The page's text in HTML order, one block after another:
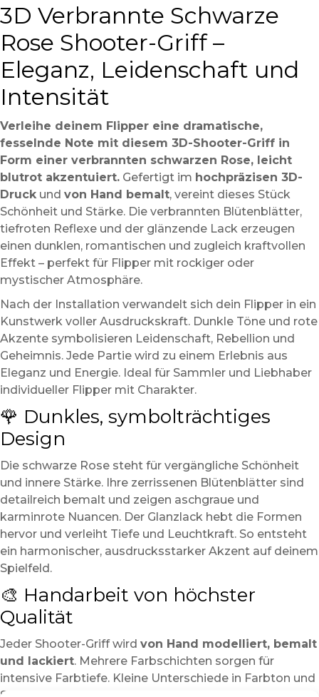
3D Verbrannte Schwarze
Rose Shooter-Griff –
Eleganz, Leidenschaft und
Intensität
Verleihe deinem Flipper eine dramatische,
fesselnde Note mit diesem 3D-Shooter-Griff in
Form einer verbrannten schwarzen Rose, leicht
blutrot akzentuiert. Gefertigt im hochpräzisen 3D-
Druck und von Hand bemalt, vereint dieses Stück
Schönheit und Stärke. Die verbrannten Blütenblätter,
tiefroten Reflexe und der glänzende Lack erzeugen
einen dunklen, romantischen und zugleich kraftvollen
Effekt – perfekt für Flipper mit rockiger oder
mystischer Atmosphäre.
Nach der Installation verwandelt sich dein Flipper in ein
Kunstwerk voller Ausdruckskraft. Dunkle Töne und rote
Akzente symbolisieren Leidenschaft, Rebellion und
Geheimnis. Jede Partie wird zu einem Erlebnis aus
Eleganz und Energie. Ideal für Sammler und Liebhaber
individueller Flipper mit Charakter.
🌹 Dunkles, symbolträchtiges
Design
Die schwarze Rose steht für vergängliche Schönheit
und innere Stärke. Ihre zerrissenen Blütenblätter sind
detailreich bemalt und zeigen aschgraue und
karminrote Nuancen. Der Glanzlack hebt die Formen
hervor und verleiht Tiefe und Leuchtkraft. So entsteht
ein harmonischer, ausdrucksstarker Akzent auf deinem
Spielfeld.
🎨 Handarbeit von höchster
Qualität
Jeder Shooter-Griff wird von Hand modelliert, bemalt
und lackiert. Mehrere Farbschichten sorgen für
intensive Farbtiefe. Kleine Unterschiede in Farbton und